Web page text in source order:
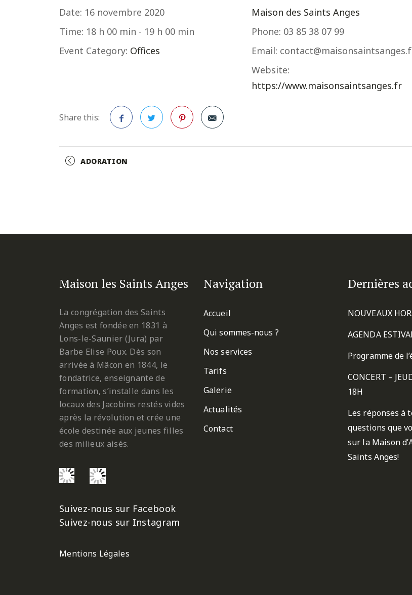
Date: 16 novembre 2020
Time: 18 h 00 min - 19 h 00 min
Event Category: Offices
Maison des Saints Anges
Phone: 03 85 38 07 99
Email:
Website:
https://www.maisonsaintsanges.fr
Share this:
Event
ADORATION
Maison les Saints Anges
La congrégation des Saints
Anges est fondée en 1831 à
Lons-le-Saunier (Jura) par
Barbe Elise Poux. Dès son
arrivée à Mâcon en 1844, le
fondatrice, enseignante de
formation, s’installe dans les
locaux des Jacobins restés vides
après la révolution et crée une
école destinée aux jeunes filles
des milieux aisés.
Suivez-nous sur Facebook
Suivez-nous sur Instagram
Mentions Légales
Navigation
Accueil
Qui sommes-nous ?
Nos services
Tarifs
Galerie
Actualités
Contact
Dernières
NOUVEAUX
AGENDA
Programme de
CONCERT –
18H
Les réponses à
questions que
sur la Maison
Saints Anges!